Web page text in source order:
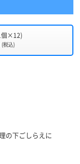
個×12)
(税込)
の下ごしらえに